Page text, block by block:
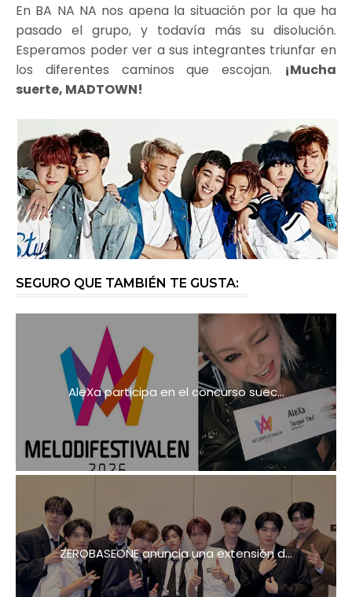
En BA NA NA nos apena la situación por la que ha
pasado el grupo, y todavía más su disolución.
Esperamos poder ver a sus integrantes triunfar en
los diferentes caminos que escojan. ¡Mucha
suerte, MADTOWN!
SEGURO QUE TAMBIÉN TE GUSTA:
AleXa participa en el concurso suec...
ZEROBASEONE anuncia una extensión d...